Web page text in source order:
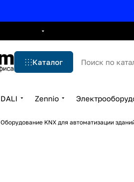
Каталог
DALI Zennio
Оборудование KNX для автоматизации